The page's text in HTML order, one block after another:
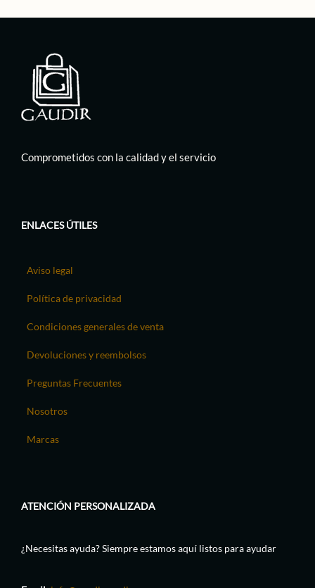
Comprometidos con la calidad y el servicio
ENLACES ÚTILES
Aviso legal
Política de privacidad
Condiciones generales de venta
Devoluciones y reembolsos
Preguntas Frecuentes
Nosotros
Marcas
ATENCIÓN PERSONALIZADA
¿Necesitas ayuda? Siempre estamos aquí listos para ayudar